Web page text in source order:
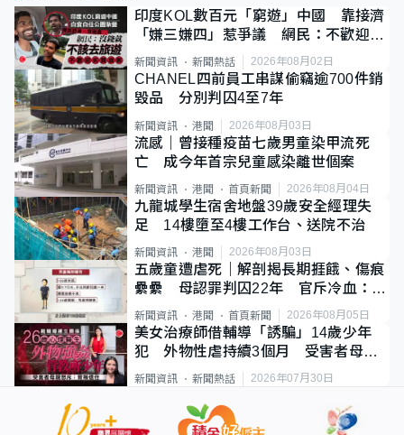
印度KOL數百元「窮遊」中國 靠接濟
「嫌三嫌四」惹爭議 網民：不歡迎劣
質旅客
新聞資訊 新聞熱話 2026年08月02日
CHANEL四前員工串謀偷竊逾700件銷
毀品 分別判囚4至7年
新聞資訊 港聞 2026年08月03日
流感｜曾接種疫苗七歲男童染甲流死
亡 成今年首宗兒童感染離世個案
新聞資訊 港聞 首頁新聞 2026年08月04日
九龍城學生宿舍地盤39歲安全經理失
足 14樓墮至4樓工作台、送院不治
新聞資訊 港聞 2026年08月03日
五歲童遭虐死｜解剖揭長期捱餓、傷痕
纍纍 母認罪判囚22年 官斥冷血：同
類案最惡劣
新聞資訊 港聞 首頁新聞 2026年08月05日
美女治療師借輔導「誘騙」14歲少年
犯 外物性虐持續3個月 受害者母：
要保護其他人
新聞資訊 新聞熱話 2026年07月30日